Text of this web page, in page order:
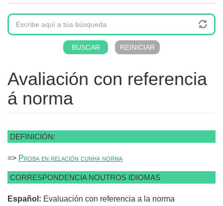
Avaliación con referencia
á norma
DEFINICIÓN:
=> Proba en relación cunha norma
CORRESPONDENCIA NOUTROS IDIOMAS
Español: Evaluación con referencia a la norma